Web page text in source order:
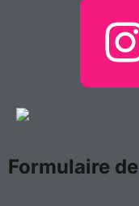
I
t
Formulaire